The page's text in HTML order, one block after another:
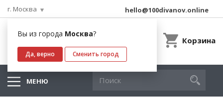
г. Москва
Вы из города Москва?
Да, верно Сменить город
hello@100divanov.online
Корзина
МЕНЮ